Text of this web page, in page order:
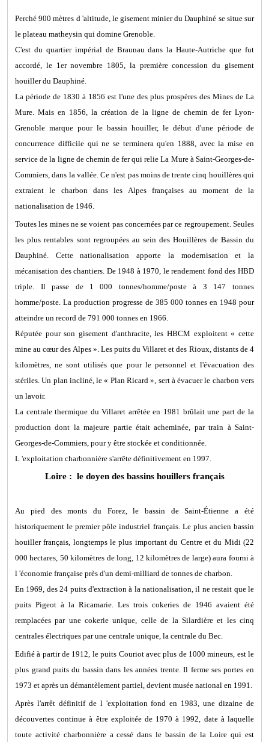
Perché 900 mètres d 'altitude, le gisement minier du Dauphiné se situe sur
le plateau matheysin qui domine Grenoble.
C'est du quartier impérial de Braunau dans la Haute-Autriche que fut
accordé, le 1er novembre 1805, la première concession du gisement
houiller du Dauphiné.
La période de 1830 à 1856 est l'une des plus prospères des Mines de La
Mure. Mais en 1856, la création de la ligne de chemin de fer Lyon-
Grenoble marque pour le bassin houiller, le début d'une période de
concurrence difficile qui ne se terminera qu'en 1888, avec la mise en
service de la ligne de chemin de fer qui relie La Mure à Saint-Georges-de-
Commiers, dans la vallée. Ce n'est pas moins de trente cinq houillères qui
extraient le charbon dans les Alpes françaises au moment de la
nationalisation de 1946.
Toutes les mines ne se voient pas concernées par ce regroupement. Seules
les plus rentables sont regroupées au sein des Houillères de Bassin du
Dauphiné. Cette nationalisation apporte la modernisation et la
mécanisation des chantiers. De 1948 à 1970, le rendement fond des HBD
triple. Il passe de 1 000 tonnes/homme/poste à 3 147 tonnes
homme/poste. La production progresse de 385 000 tonnes en 1948 pour
atteindre un record de 791 000 tonnes en 1966.
Réputée pour son gisement d'anthracite, les HBCM exploitent « cette
mine au cœur des Alpes ». Les puits du Villaret et des Rioux, distants de 4
kilomètres, ne sont utilisés que pour le personnel et l'évacuation des
stériles. Un plan incliné, le « Plan Ricard », sert à évacuer le charbon vers
un lavoir.
La centrale thermique du Villaret arrêtée en 1981 brûlait une part de la
production dont la majeure partie était acheminée, par train à Saint-
Georges-de-Commiers, pour y être stockée et conditionnée.
L 'exploitation charbonnière s'arrête définitivement en 1997.
Loire : le doyen des bassins houillers français
Au pied des monts du Forez, le bassin de Saint-Étienne a été
historiquement le premier pôle industriel français. Le plus ancien bassin
houiller français, longtemps le plus important du Centre et du Midi (22
000 hectares, 50 kilomètres de long, 12 kilomètres de large) aura fourni à
l 'économie française près d'un demi-milliard de tonnes de charbon.
En 1969, des 24 puits d'extraction à la nationalisation, il ne restait que le
puits Pigeot à la Ricamarie. Les trois cokeries de 1946 avaient été
remplacées par une cokerie unique, celle de la Silardière et les cinq
centrales électriques par une centrale unique, la centrale du Bec.
Edifié à partir de 1912, le puits Couriot avec plus de 1000 mineurs, est le
plus grand puits du bassin dans les années trente. Il ferme ses portes en
1973 et après un démantèlement partiel, devient musée national en 1991.
Après l'arrêt définitif de l 'exploitation fond en 1983, une dizaine de
découvertes continue à être exploitée de 1970 à 1992, date à laquelle
toute activité charbonnière a cessé dans le bassin de la Loire qui est